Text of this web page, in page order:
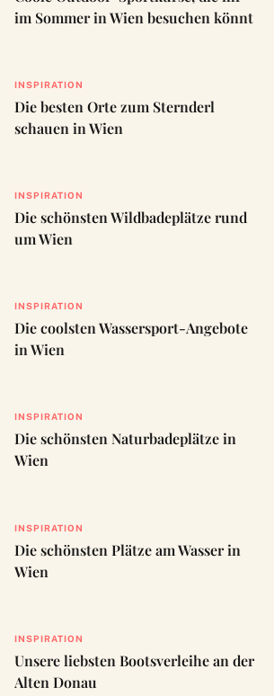
im Sommer in Wien besuchen könnt
INSPIRATION
Die besten Orte zum Sternderl
schauen in Wien
INSPIRATION
Die schönsten Wildbadeplätze rund
um Wien
INSPIRATION
Die coolsten Wassersport-Angebote
in Wien
INSPIRATION
Die schönsten Naturbadeplätze in
Wien
INSPIRATION
Die schönsten Plätze am Wasser in
Wien
INSPIRATION
Unsere liebsten Bootsverleihe an der
Alten Donau